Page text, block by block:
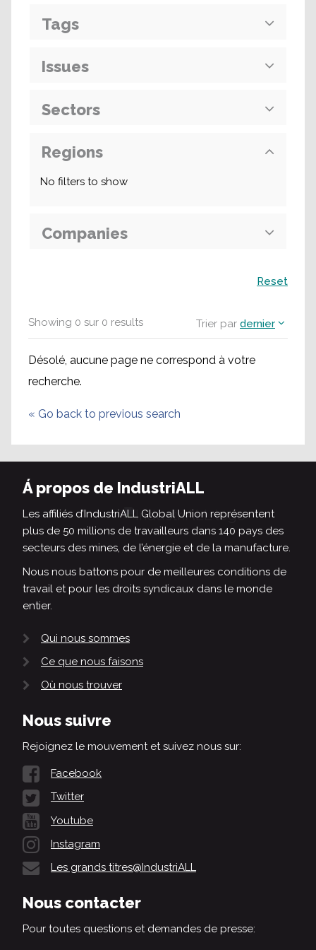
Showing 0 sur 0 results Trier par dernier
Désolé, aucune page ne correspond à votre
recherche.
« Go back to previous search
Tags
Issues
Sectors
Regions
No filters to show
Companies
Reset
Á propos de IndustriALL
Les affiliés d’IndustriALL Global Union représentent
plus de 50 millions de travailleurs dans 140 pays des
secteurs des mines, de l’énergie et de la manufacture.
Nous nous battons pour de meilleures conditions de
travail et pour les droits syndicaux dans le monde
entier.
Qui nous sommes
Ce que nous faisons
Où nous trouver
Nous suivre
Rejoignez le mouvement et suivez nous sur:
Facebook
Twitter
Youtube
Instagram
Les grands titres@IndustriALL
Nous contacter
Pour toutes questions et demandes de presse: